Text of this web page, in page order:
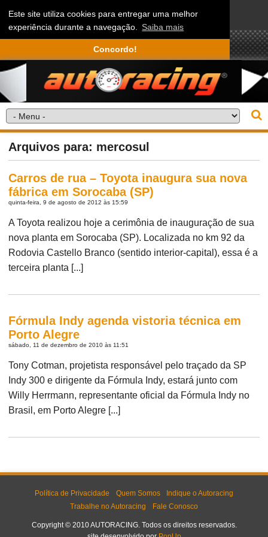
Este site utiliza cookies para entregar uma melhor
experiência durante a navegação. Saiba mais
Concordo!
Arquivos para: mercosul
Carros de rua – Toyota inaugura sua nova
fábrica em Sorocaba (SP)
quinta-feira, 9 de agosto de 2012 às 15:59
A Toyota realizou hoje a cerimônia de inauguração de sua
nova planta em Sorocaba (SP). Localizada no km 92 da
Rodovia Castello Branco (sentido interior-capital), essa é a
terceira planta [...]
Fórmula Indy agenda vistoria técnica em
Porto Alegre
sábado, 11 de dezembro de 2010 às 11:51
Tony Cotman, projetista responsável pelo traçado da SP
Indy 300 e dirigente da Fórmula Indy, estará junto com
Willy Herrmann, representante oficial da Fórmula Indy no
Brasil, em Porto Alegre [...]
Política de Privacidade Quem Somos
Indique o Autoracing
Trabalhe no Autoracing
Fale Conosco
Copyright © 2010 AUTORACING. Todos os direitos reservados.